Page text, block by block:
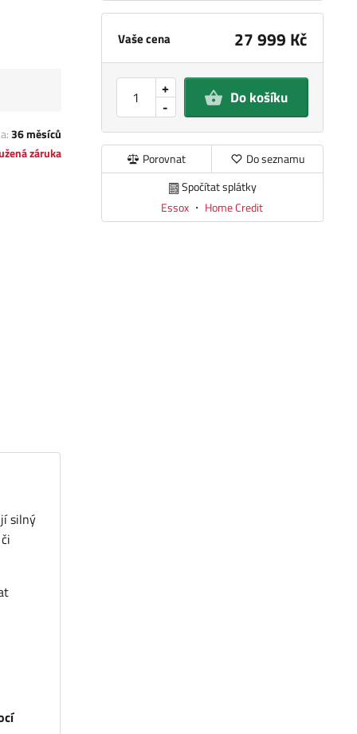
Vaše cena 27 999 Kč
-
+ Do košíku
Porovnat
Do seznamu
Spočítat splátky
Essox ・ Home Credit
36 měsíců
záruka
silný